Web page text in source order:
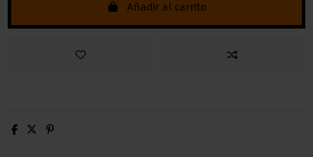
Añadir al carrito